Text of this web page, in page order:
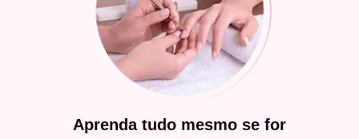
Aprenda tudo mesmo se for